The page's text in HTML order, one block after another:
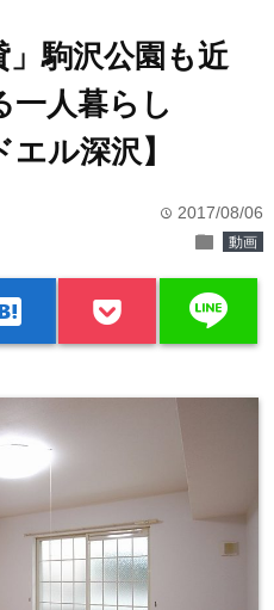
駒沢公園も近
一人暮らし
ル深沢】
time 2017/08/06
folder 動画
line